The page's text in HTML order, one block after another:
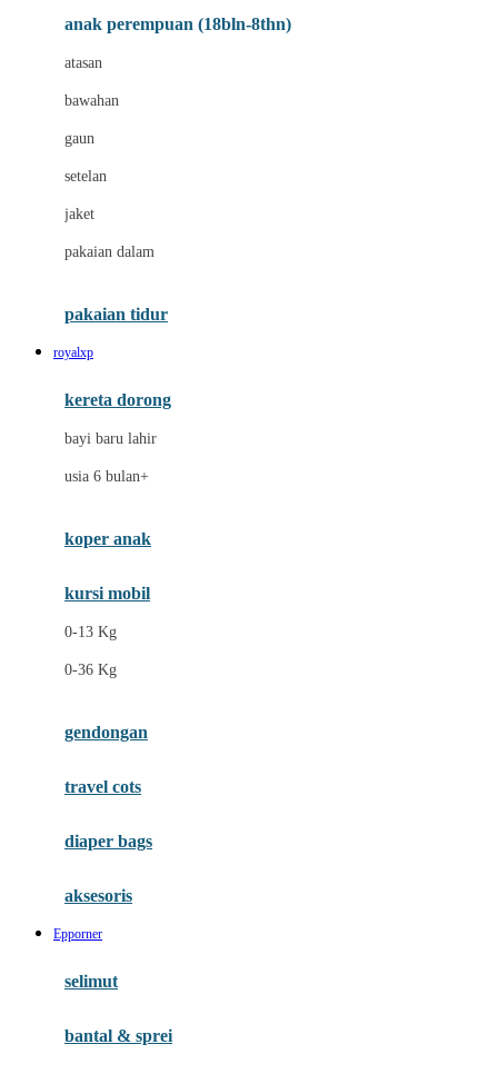
Crane
Drew
E
ELC
Ergobaby
Ezyroller
F
Felt So Sweet
Fisher Price
Gb
Habbie
anak perempuan (18bln-8thn)
atasan
bawahan
gaun
setelan
jaket
pakaian dalam
pakaian tidur
royalxp
kereta dorong
bayi baru lahir
usia 6 bulan+
koper anak
kursi mobil
0-13 Kg
0-36 Kg
gendongan
travel cots
diaper bags
aksesoris
Epporner
selimut
bantal & sprei